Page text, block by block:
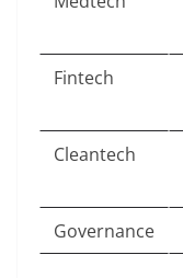
Fintech
Cleantech
Governance